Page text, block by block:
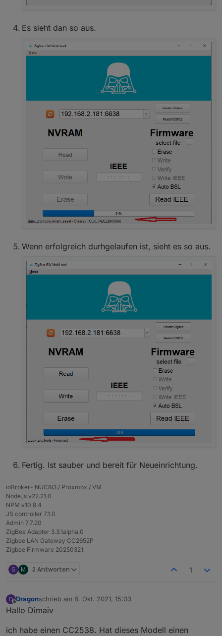
Es sieht dan so aus.
Wenn erfolgreich durhgelaufen ist, sieht es so aus.
Fertig. Ist sauber und bereit für Neueinrichtung.
ioBroker- NUC8i3 / Proxmox / VM
Node.js v22.21.0
NPM v10.9.4
JS controller 7.1.0
Admin 7.7.20
ZigBee Adapter 3.3.1alpha.0
Zigbee LAN Gateway CC2652P
Zigbee Firmware 20250321
S M 2 Antworten 1
D
Offline
Dragonschrieb am 8. Okt. 2021, 15:03
zuletzt editiert von
Hallo Dimaiv
ich habe einen CC2538. Hat dieses Modell einen